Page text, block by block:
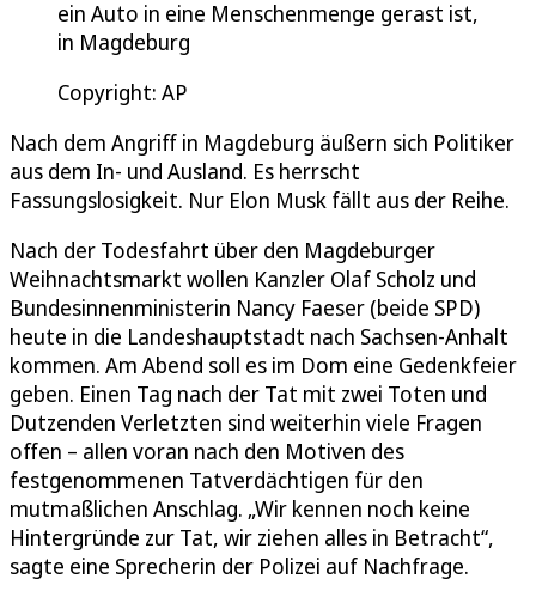
ein Auto in eine Menschenmenge gerast ist,
in Magdeburg
Copyright: AP
Nach dem Angriff in Magdeburg äußern sich Politiker
aus dem In- und Ausland. Es herrscht
Fassungslosigkeit. Nur Elon Musk fällt aus der Reihe.
Nach der Todesfahrt über den Magdeburger
Weihnachtsmarkt wollen Kanzler Olaf Scholz und
Bundesinnenministerin Nancy Faeser (beide SPD)
heute in die Landeshauptstadt nach Sachsen-Anhalt
kommen. Am Abend soll es im Dom eine Gedenkfeier
geben. Einen Tag nach der Tat mit zwei Toten und
Dutzenden Verletzten sind weiterhin viele Fragen
offen – allen voran nach den Motiven des
festgenommenen Tatverdächtigen für den
mutmaßlichen Anschlag. „Wir kennen noch keine
Hintergründe zur Tat, wir ziehen alles in Betracht“,
sagte eine Sprecherin der Polizei auf Nachfrage.